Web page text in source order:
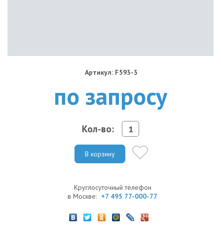
Артикул: F593-3
по запросу
Кол-во:
В корзину
Круглосуточный телефон
в Москве: +7 495 77-000-77